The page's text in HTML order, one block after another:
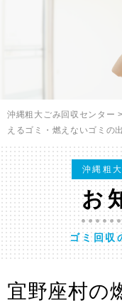
沖縄粗大ごみ回収センター >
えるゴミ・燃えないゴミの
沖縄粗
お
ゴミ回収
宜野座村の